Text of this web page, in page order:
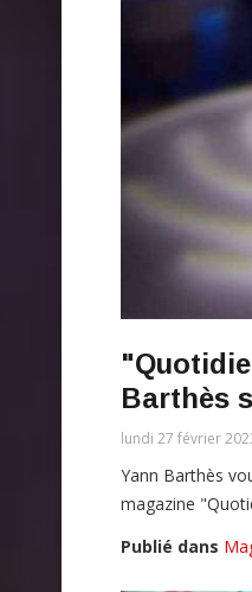
Barthès
lundi 27 février
Yann Barthès
magazine
Publié dans